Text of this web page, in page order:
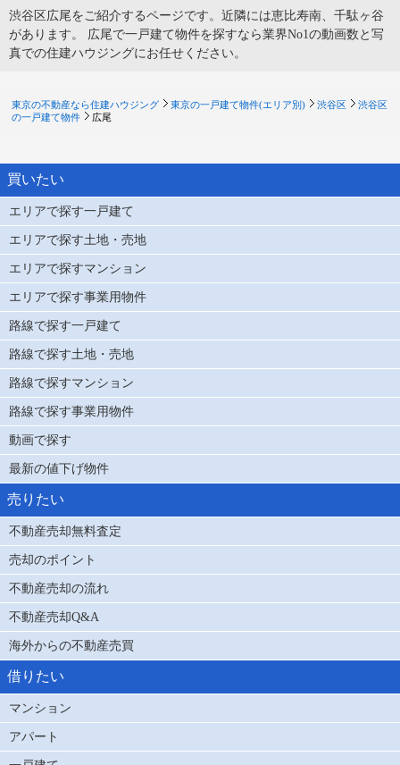
渋谷区広尾をご紹介するページです。近隣には恵比寿南、千駄ヶ谷
があります。 広尾で一戸建て物件を探すなら業界No1の動画数と写
真での住建ハウジングにお任せください。
東京の不動産なら住建ハウジング 東京の一戸建て物件(エリア別) 渋谷区
渋谷区
の一戸建て物件
広尾
買いたい
エリアで探す一戸建て
エリアで探す土地・売地
エリアで探すマンション
エリアで探す事業用物件
路線で探す一戸建て
路線で探す土地・売地
路線で探すマンション
路線で探す事業用物件
動画で探す
最新の値下げ物件
売りたい
不動産売却無料査定
売却のポイント
不動産売却の流れ
不動産売却Q&A
海外からの不動産売買
借りたい
マンション
アパート